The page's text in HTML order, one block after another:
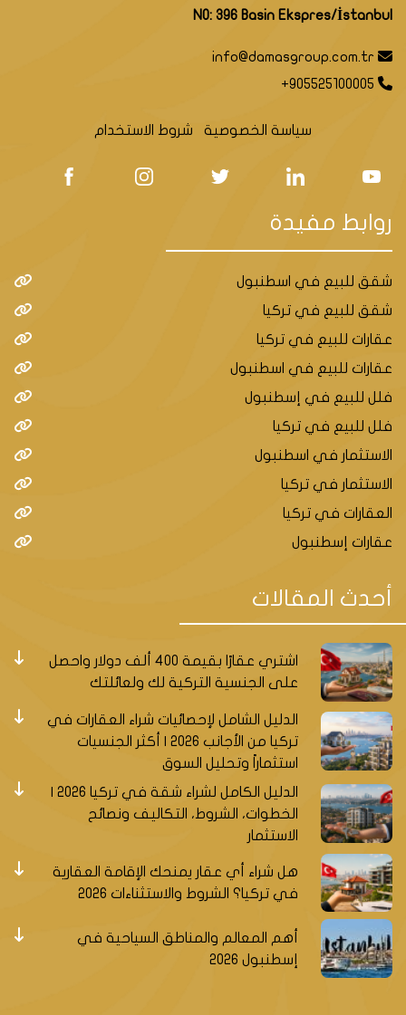
NO: 396 Basin Ekspres/İstanbul
info@damasgroup.com.tr
+905525100005
سياسة الخصوصية شروط الاستخدام
روابط مفيدة
شقق للبيع في اسطنبول
شقق للبيع في تركيا
عقارات للبيع في تركيا
عقارات للبيع في اسطنبول
فلل للبيع في إسطنبول
فلل للبيع في تركيا
الاستثمار في اسطنبول
الاستثمار في تركيا
العقارات في تركيا
عقارات إسطنبول
أحدث المقالات
اشتري عقارًا بقيمة 400 ألف دولار واحصل
على الجنسية التركية لك ولعائلتك
الدليل الشامل لإحصائيات شراء العقارات في
تركيا من الأجانب 2026 | أكثر الجنسيات
استثماراً وتحليل السوق
الخطوات، الشروط، التكاليف ونصائح
الاستثمار
هل شراء أي عقار يمنحك الإقامة العقارية
في تركيا؟ الشروط والاستثناءات 2026
أهم المعالم والمناطق السياحية في
إسطنبول 2026